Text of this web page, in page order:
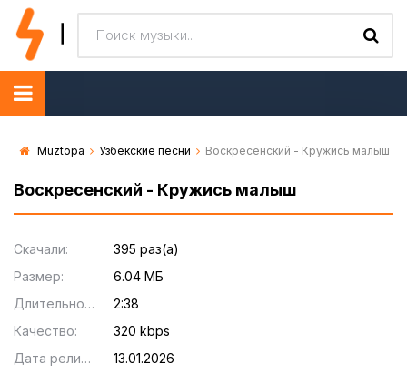
Muztopa Узбекские песни Воскресенский - Кружись малыш
Воскресенский - Кружись малыш
Скачали:
395 раз(а)
Размер:
6.04 МБ
Длительность:
2:38
Качество:
320 kbps
Дата релиза:
13.01.2026